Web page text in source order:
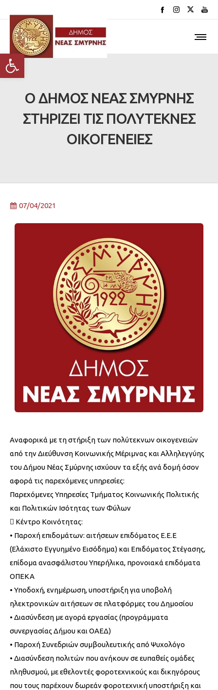
Ανοίξτε τη γραμμή εργαλείων
Ο ΔΗΜΟΣ ΝΕΑΣ ΣΜΥΡΝΗΣ
ΣΤΗΡΙΖΕΙ ΤΙΣ ΠΟΛΥΤΕΚΝΕΣ
ΟΙΚΟΓΕΝΕΙΕΣ
07/04/2021
Αναφορικά με τη στήριξη των πολύτεκνων οικογενειών
από την Διεύθυνση Κοινωνικής Μέριμνας και Αλληλεγγύης
του Δήμου Νέας Σμύρνης ισχύουν τα εξής ανά δομή όσον
αφορά τις παρεχόμενες υπηρεσίες:
Παρεχόμενες Υπηρεσίες Τμήματος Κοινωνικής Πολιτικής
και Πολιτικών Ισότητας των Φύλων
 Κέντρο Κοινότητας:
• Παροχή επιδομάτων: αιτήσεων επιδόματος Ε.Ε.Ε
(Ελάχιστο Εγγυημένο Εισόδημα) και Επιδόματος Στέγασης,
επίδομα ανασφάλιστου Υπερήλικα, προνοιακά επιδόματα
ΟΠΕΚΑ
• Υποδοχή, ενημέρωση, υποστήριξη για υποβολή
ηλεκτρονικών αιτήσεων σε πλατφόρμες του Δημοσίου
• Διασύνδεση με αγορά εργασίας (προγράμματα
συνεργασίας Δήμου και ΟΑΕΔ)
• Παροχή Συνεδριών συμβουλευτικής από Ψυχολόγο
• Διασύνδεση πολιτών που ανήκουν σε ευπαθείς ομάδες
πληθυσμού, με εθελοντές φοροτεχνικούς και δικηγόρους
που τους παρέχουν δωρεάν φοροτεχνική υποστήριξη και